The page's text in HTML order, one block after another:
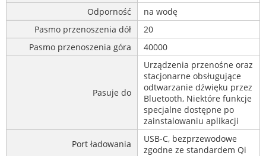
Odporność
na wodę
Pasmo przenoszenia dół
20
Pasmo przenoszenia góra
40000
Pasuje do
Urządzenia przenośne oraz
stacjonarne obsługujące
odtwarzanie dźwięku przez
Bluetooth, Niektóre funkcje
specjalne dostępne po
zainstalowaniu aplikacji
Port ładowania
USB-C, bezprzewodowe
zgodne ze standardem Qi